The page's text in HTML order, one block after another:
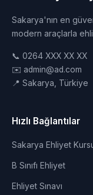
Sakarya'nın en
modern araçlarla
📞 0264 XXX XX XX
✉️ admin@ad.com
📍 Sakarya, Türkiye
Hızlı Bağlantılar
Sakarya Ehliyet
B Sınıfı Ehliyet
Ehliyet Sınavı